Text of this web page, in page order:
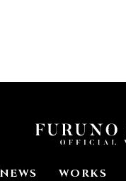
NEWS WORKS